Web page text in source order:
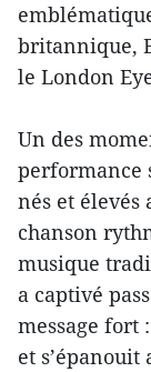
britannique,
le London
Un des
performance
nés et
chanson
musique
a captivé
message fort
et